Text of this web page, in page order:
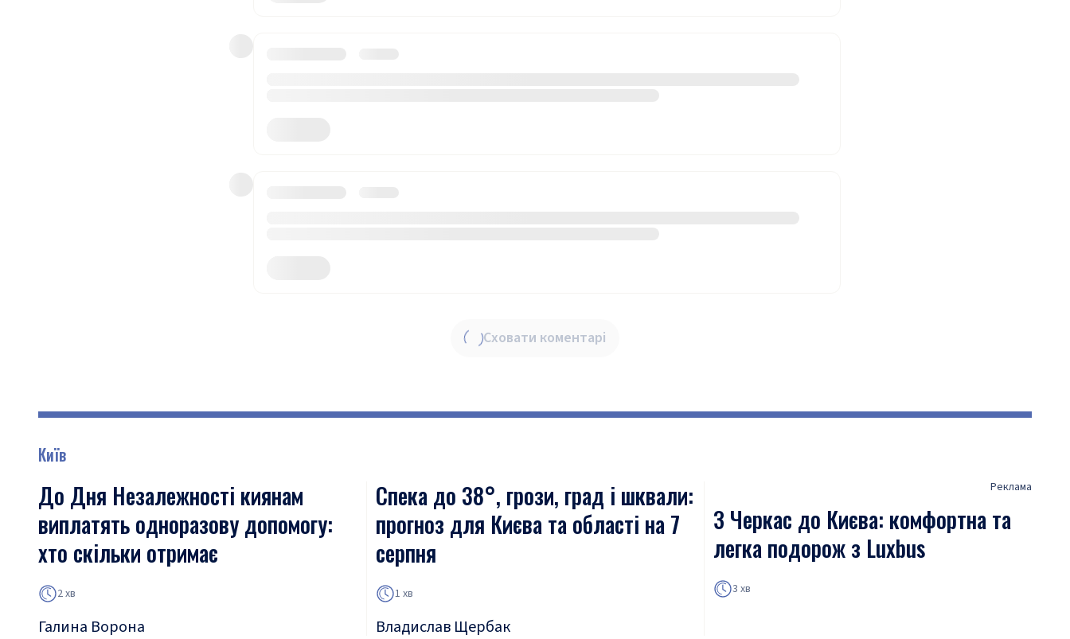
Сховати коментарі
Київ
До Дня Незалежності киянам
виплатять одноразову допомогу:
хто скільки отримає
2 хв
Галина Ворона
Спека до 38°, грози, град і шквали:
прогноз для Києва та області на 7
серпня
1 хв
Владислав Щербак
Реклама
З Черкас до Києва: комфортна та
легка подорож з Luxbus
3 хв